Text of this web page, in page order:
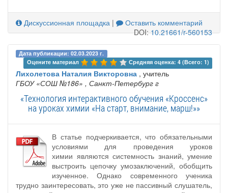
Дискуссионная площадка |
Оставить комментарий
DOI:10.21661/r-560153
Дата публикации: 02.03.2023 г.
Оцените материал
Средняя оценка: 4 (Всего: 1)
Лихолетова Наталия Викторовна , учитель
ГБОУ «СОШ №186» , Санкт-Петербург г
«Технология интерактивного обучения «Кроссенс»
на уроках химии «На старт, внимание, марш!»»
В статье подчеркивается, что обязательными
условиями для проведения уроков
химии являются системность знаний, умение
выстроить цепочку умозаключений, обобщить
изученное. Однако современного ученика
трудно заинтересовать, это уже не пассивный слушатель,